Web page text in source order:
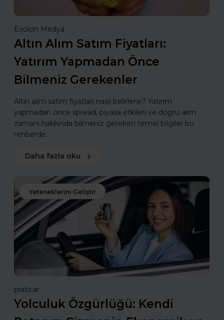
Exclion Medya
Altın Alım Satım Fiyatları:
Yatırım Yapmadan Önce
Bilmeniz Gerekenler
Altın alım satım fiyatları nasıl belirlenir? Yatırım
yapmadan önce spread, piyasa etkileri ve doğru alım
zamanı hakkında bilmeniz gereken temel bilgiler bu
rehberde.
Daha fazla oku
Yeteneklerini Geliştir
praticar
Yolculuk Özgürlüğü: Kendi